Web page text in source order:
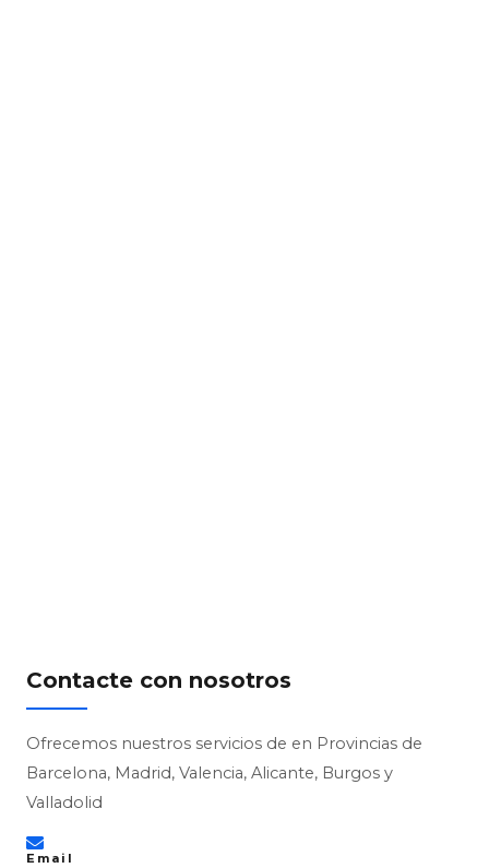
Contacte con nosotros
Ofrecemos nuestros servicios de en Provincias de
Barcelona, Madrid, Valencia, Alicante, Burgos y
Valladolid
Email